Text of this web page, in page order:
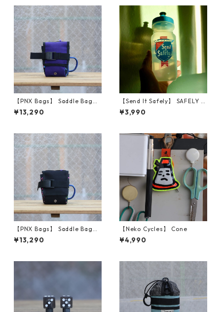
【PNX Bags】 Saddle Bag
（Purple Classic）
¥13,290
【Send It Safely】 SAFELY S
TYLE WATER SHOOTER
¥3,990
【PNX Bags】 Saddle Bag
（Black Classic）
¥13,290
【Neko Cycles】 Cone
¥4,990